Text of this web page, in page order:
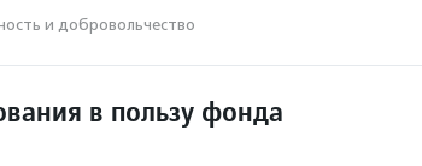
и доброволь­чест­во
в пользу фонда